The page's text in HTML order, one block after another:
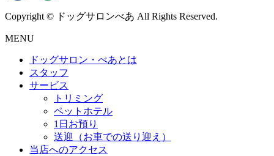
Copyright © ドッグサロンべあ All Rights Reserved.
MENU
ドッグサロン・べあとは
スタッフ
サービス
トリミング
ペットホテル
1日お預り
送迎（お車での送り迎え）
当店へのアクセス